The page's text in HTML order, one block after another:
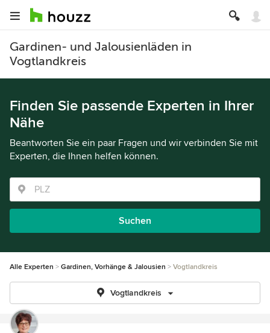
Gardinen- und Jalousienläden in
Vogtlandkreis
Finden Sie passende Experten in Ihrer
Nähe
Beantworten Sie ein paar Fragen und wir verbinden Sie mit
Experten, die Ihnen helfen können.
Suchen
Alle Experten Gardinen, Vorhänge & Jalousien Vogtlandkreis
Vogtlandkreis